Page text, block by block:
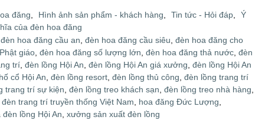
ar
e
đăng Hình ảnh sản phẩm - khách hàng Tin tức - Hỏi đáp,
Ý
của đèn hoa đăng
đèn hoa đăng cầu an đèn hoa đăng cầu siêu đèn hoa đăng cho
giáo, đèn hoa đăng số lượng lớn đèn hoa đăng thả nước, đèn
trí đèn lồng Hội An đèn lồng Hội An giá xưởng đèn lồng Hội An
cổ Hội An đèn lồng resort, đèn lồng thủ công đèn lồng trang trí
trang trí sự kiện đèn lồng treo khách sạn đèn lồng treo nhà hàng
đèn trang trí truyền thống Việt Nam hoa đăng Đức Lượng
đèn lồng Hội An xưởng sản xuất đèn lồng